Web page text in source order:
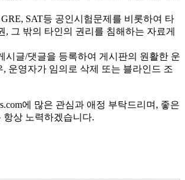
SAT등 공인시험문제를 비롯하여 타
, 그 밖의 타인의 권리를 침해하는 자료게
시글/댓글을 등록하여 게시판의 원활한 운
, 운영자가 임의로 삭제 또는 블라인드 조
에 많은 관심과 애정 부탁드리며, 좋은
항상 노력하겠습니다.